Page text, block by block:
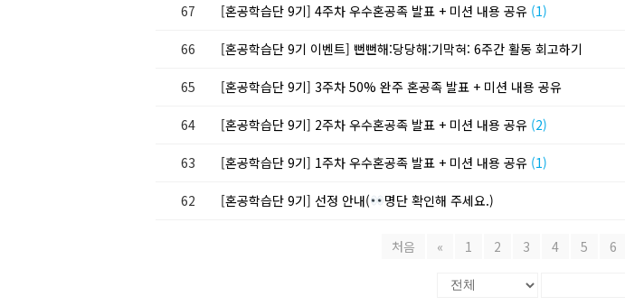
67 [혼공학습단 9기] 4주차 우수혼공족 발표 + 미션 내용 공유 (1)
66 [혼공학습단 9기 이벤트] 뻔뻔해:당당해:기막혀: 6주간 활동 회고하기
65 [혼공학습단 9기] 3주차 50% 완주 혼공족 발표 + 미션 내용 공유
64 [혼공학습단 9기] 2주차 우수혼공족 발표 + 미션 내용 공유 (2)
63 [혼공학습단 9기] 1주차 우수혼공족 발표 + 미션 내용 공유 (1)
62 [혼공학습단 9기] 선정 안내( 명단 확인해 주세요.)
처음 « 1 2 3 4 5 6